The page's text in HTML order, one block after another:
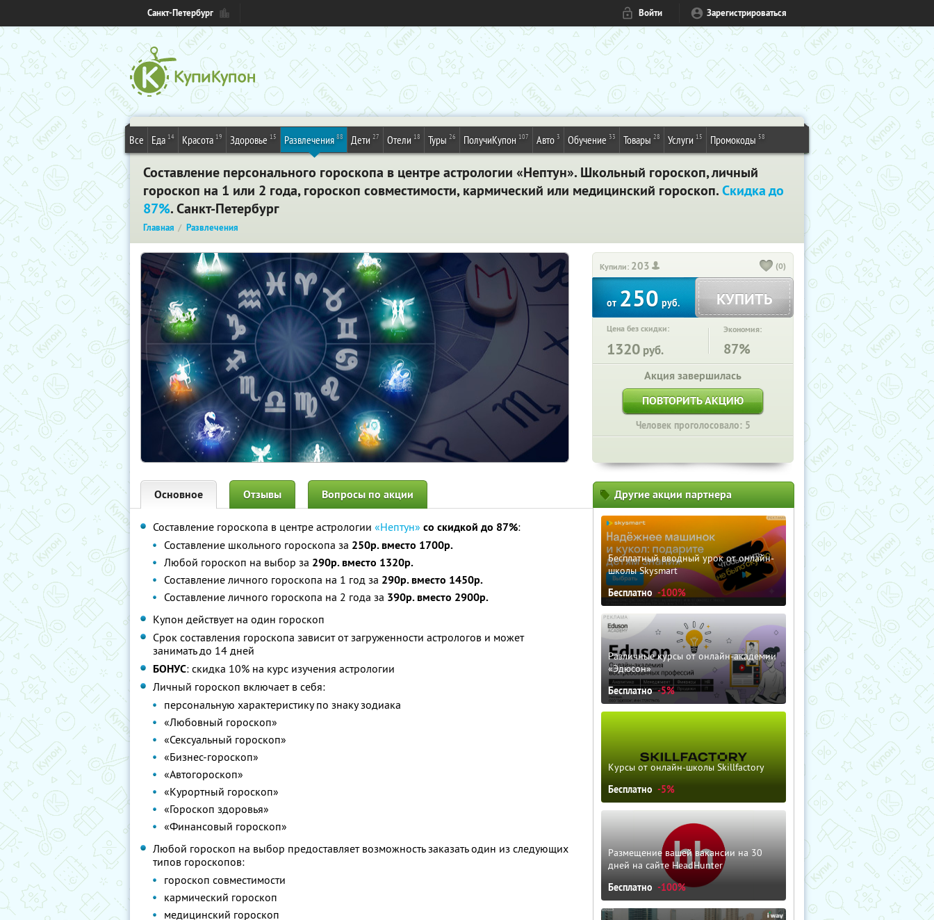
Санкт-Петербург Войти Зарегистрироваться
Все Еда 14 Красота 19 Здоровье 15 Развлечения 88 Дети 27 Отели 18 Туры 26 ПолучиКупон 107 Авто 3 Обучение 33 Товары 28 Услуги 15 Промокоды 58
Составление персонального гороскопа в центре астрологии «Нептун». Школьный гороскоп, личный
гороскоп на 1 или 2 года, гороскоп совместимости, кармический или медицинский гороскоп.Скидка до
87%. Санкт-Петербург
Главная Развлечения
Купили: 203 (0)
от250руб. КУПИТЬ
Цена без скидки:
1320 руб.
Экономия:
87%
Акция завершилась
ПОВТОРИТЬ АКЦИЮ
Человек проголосовало: 5
Основное Отзывы Вопросы по акции
Составление гороскопа в центре астрологии «Нептун» со скидкой до 87%:
Составление школьного гороскопа за 250р. вместо 1700р.
Любой гороскоп на выбор за 290р. вместо 1320р.
Составление личного гороскопа на 1 год за 290р. вместо 1450р.
Составление личного гороскопа на 2 года за 390р. вместо 2900р.
Купон действует на один гороскоп
Срок составления гороскопа зависит от загруженности астрологов и может
занимать до 14 дней
БОНУС: скидка 10% на курс изучения астрологии
Личный гороскоп включает в себя:
персональную характеристику по знаку зодиака
«Любовный гороскоп»
«Сексуальный гороскоп»
«Бизнес-гороскоп»
«Автогороскоп»
«Курортный гороскоп»
«Гороскоп здоровья»
«Финансовый гороскоп»
Любой гороскоп на выбор предоставляет возможность заказать один из следующих
типов гороскопов:
гороскоп совместимости
кармический гороскоп
медицинский гороскоп
Другие акции партнера
Бесплатный вводный урок от онлайн-
школы Skysmart
Бесплатно -100%
Различные курсы от онлайн-академии
«Эдюсон»
Бесплатно -5%
Курсы от онлайн-школы Skillfactory
Бесплатно -5%
Размещение вашей вакансии на 30
дней на сайте HeadHunter
Бесплатно -100%